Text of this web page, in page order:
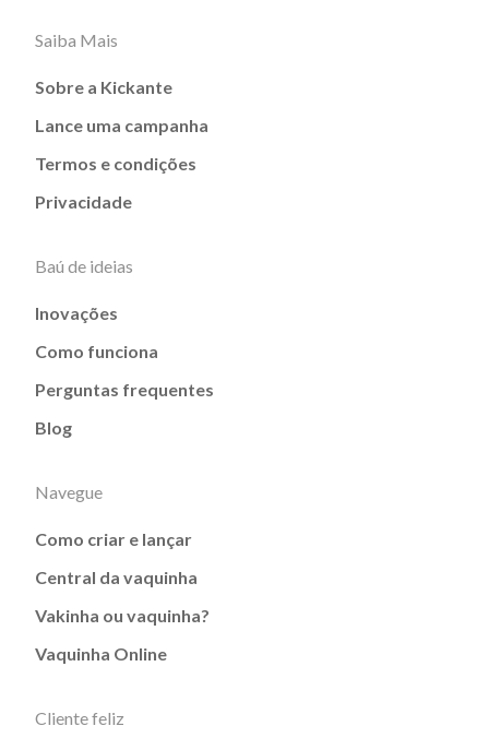
Saiba Mais
Sobre a Kickante
Lance uma campanha
Termos e condições
Privacidade
Baú de ideias
Inovações
Como funciona
Perguntas frequentes
Blog
Navegue
Como criar e lançar
Central da vaquinha
Vakinha ou vaquinha?
Vaquinha Online
Cliente feliz